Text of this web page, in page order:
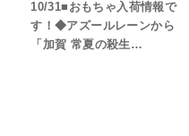
10/31■おもちゃ入荷情報で
す！◆アズールレーンから
「加賀 常夏の殺生…